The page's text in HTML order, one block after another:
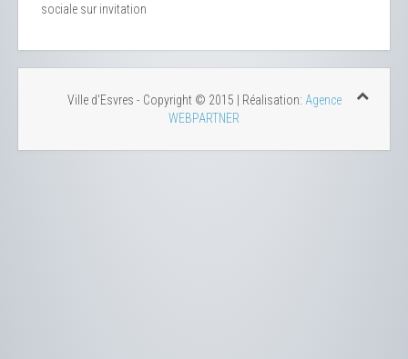
sociale sur invitation
Ville d'Esvres - Copyright © 2015 | Réalisation: Agence
WEBPARTNER